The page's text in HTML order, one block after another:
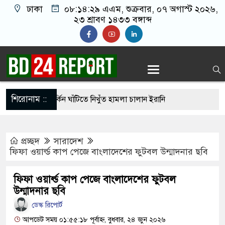
ঢাকা ০৮:১৪:৩০ এএম, শুক্রবার, ০৭ অগাস্ট ২০২৬,
২৩ শ্রাবণ ১৪৩৩ বঙ্গাব্দ
শিরোনাম ::
ছাড়াই মার্কিন ঘাঁটিতে নিখুঁত হামলা চালান ইরানি
১০০ পরিবারকে নতুন ঘর দেবেন প্রধানমন্ত্রী
ছাত্রী
‘হাজারগুণ ভালো’ দেশ চালাচ্ছেন তারেক রহমান:
প্রচ্ছদ
সারাদেশ
ফিফা ওয়ার্ল্ড কাপ পেজে বাংলাদেশের ফুটবল উন্মাদনার ছবি
ফিফা ওয়ার্ল্ড কাপ পেজে বাংলাদেশের ফুটবল
উন্মাদনার ছবি
ডেস্ক রিপোর্ট
আপডেট সময় ০১:৫৫:১৮ পূর্বাহ্ন, বুধবার, ২৪ জুন ২০২৬